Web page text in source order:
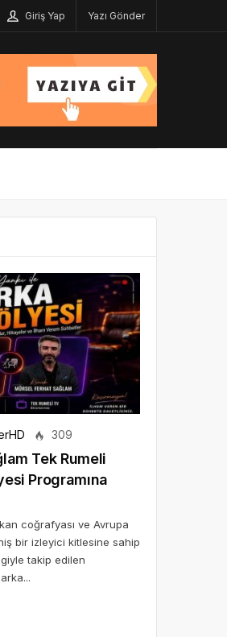
Giriş Yap Yazı Gönder
309
Tek Rumeli
Programına
coğrafyası ve Avrupa
bir izleyici kitlesine sahip
takip edilen